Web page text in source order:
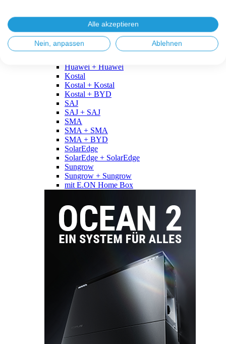
Fronius + BYD
GoodWe
GoodWe + GoodWe
GoodWe + BYD
Huawei + Huawei
Kostal
Kostal + Kostal
Kostal + BYD
SAJ
SAJ + SAJ
SMA
SMA + SMA
SMA + BYD
SolarEdge
SolarEdge + SolarEdge
Sungrow
Sungrow + Sungrow
mit E.ON Home Box
Alle akzeptieren
Nein, anpassen Ablehnen